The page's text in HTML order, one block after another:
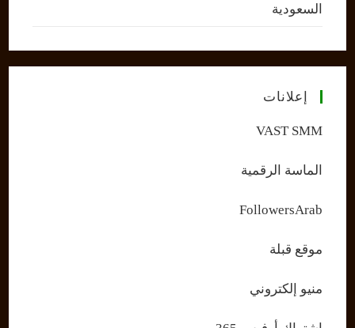
السعودية
إعلانات
VAST SMM
الماسة الرقمية
FollowersArab
موقع قبلة
منيو إلكتروني